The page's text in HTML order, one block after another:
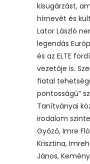
kisugárzást,
hírnevét és
Lator László
legendás
és az ELTE
vezetője is.
fiatal
pontosságú”
Tanítványai
irodalom
Győző, Imre
Krisztina,
János,